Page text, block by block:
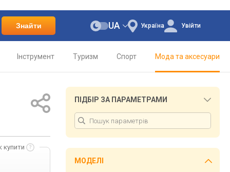
Знайти Україна
UA Увійти
Інструмент Туризм Спорт Мода та аксесуари
купити
ПІДБІР ЗА ПАРАМЕТРАМИ
МОДЕЛІ